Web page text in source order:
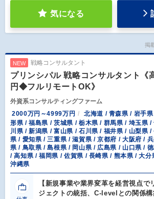
気になる
掲
NEW 戦略コンサルタント
プリンシパル 戦略コンサルタント《
円◆フルリモートOK》
外資系コンサルティングファーム
2000万円～4999万円
北海道 / 青森県 / 岩手
形県 / 福島県 / 茨城県 / 栃木県 / 群馬県 / 埼玉県
川県 / 新潟県 / 富山県 / 石川県 / 福井県 / 山梨県 /
県 / 愛知県 / 三重県 / 滋賀県 / 京都府 / 大阪府 /
県 / 鳥取県 / 島根県 / 岡山県 / 広島県 / 山口県 /
/ 高知県 / 福岡県 / 佐賀県 / 長崎県 / 熊本県 / 大
沖縄県
【新規事業や業界変革を経営視点で
ジェクトの統括、C-levelとの関係